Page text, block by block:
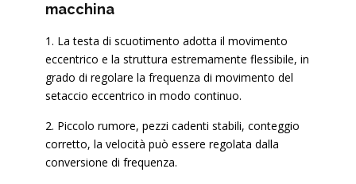
macchina
1. La testa di scuotimento adotta il movimento
eccentrico e la struttura estremamente flessibile, in
grado di regolare la frequenza di movimento del
setaccio eccentrico in modo continuo.
2. Piccolo rumore, pezzi cadenti stabili, conteggio
corretto, la velocità può essere regolata dalla
conversione di frequenza.